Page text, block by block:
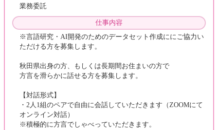
業務委託
仕事内容
※言語研究・AI開発のためのデータセット作成ににご協力い
ただける方を募集します。
秋田県出身の方、もしくは長期間お住まいの方で
方言を滑らかに話せる方を募集します。
【対話形式】
・2人1組のペアで自由に会話していただきます（ZOOMにて
オンライン対話）
※積極的に方言でしゃべっていただきます。